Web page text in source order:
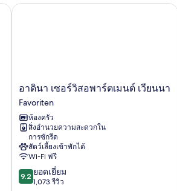
อา
ดินา
เซอร์วิส
อพาร์ตเมนต์
เวียนนา
Favoriten
อาดินา เซอร์วิสอพาร์ตเมนต์ เวียนนา
Favoriten
ห้องครัว
สิ่งอำนวยความสะดวกใน
การซักรีด
สัตว์เลี้ยงเข้าพักได้
Wi-Fi ฟรี
9.2
จาก
9.2 ยอดเยี่ยม
1,073 รีวิว
อาดินา เซอร์วิสอพาร์ตเมนต์ เวียนนา